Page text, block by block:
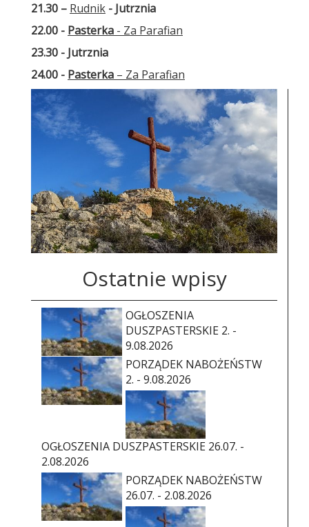
21.30 – Rudnik - Jutrznia
22.00 - Pasterka - Za Parafian
23.30 - Jutrznia
24.00 - Pasterka – Za Parafian
Ostatnie wpisy
OGŁOSZENIA
DUSZPASTERSKIE 2. -
9.08.2026
PORZĄDEK NABOŻEŃSTW
2. - 9.08.2026
OGŁOSZENIA DUSZPASTERSKIE 26.07. -
2.08.2026
PORZĄDEK NABOŻEŃSTW
26.07. - 2.08.2026